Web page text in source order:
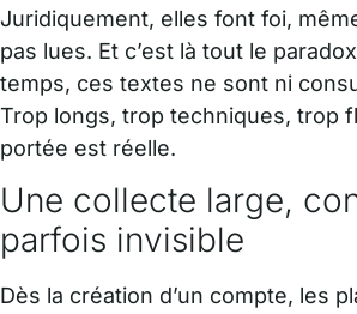
Juridiquement, elles font foi,
pas lues. Et c’est là tout le
temps, ces textes ne sont ni
Trop longs, trop techniques, trop
portée est réelle.
Une collecte large,
parfois invisible
Dès la création d’un compte, les